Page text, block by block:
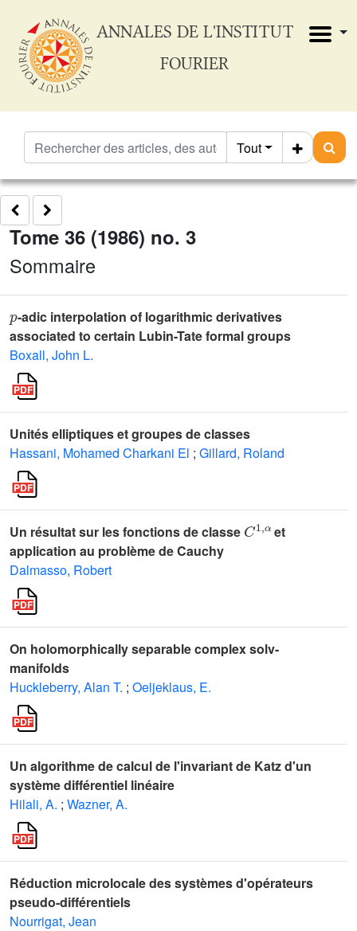
ANNALES DE L'INSTITUT
FOURIER
Tout
Tome 36 (1986) no. 3
Sommaire
-adic interpolation of logarithmic derivatives
associated to certain Lubin-Tate formal groups
Boxall, John L.
Unités elliptiques et groupes de classes
Hassani, Mohamed Charkani El ; Gillard, Roland
Un résultat sur les fonctions de classe
1
et
application au problème de Cauchy
Dalmasso, Robert
On holomorphically separable complex solv-
manifolds
Huckleberry, Alan T. ; Oeljeklaus, E.
Un algorithme de calcul de l'invariant de Katz d'un
système différentiel linéaire
Hilali, A. ; Wazner, A.
Réduction microlocale des systèmes d'opérateurs
pseudo-différentiels
Nourrigat, Jean